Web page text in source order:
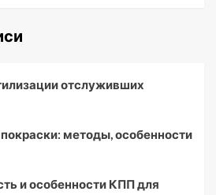
отслуживших
методы, особенности
и особенности КПП для